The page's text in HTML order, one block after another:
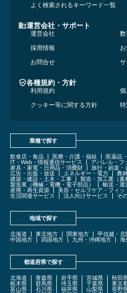
よく検索されるキーワード一覧
運営会社・サポート
運営会社
採用情報
お問合せ
各種規約・方針
利用規約
クッキー等に関する方針
業種で探す
飲食店・食品 医療・介護・福祉 医薬品
IT・Web・情報通信サービス
アパレル・フ
家具・家電・日用品・消費財
旅行・娯楽・
広告・出版・放送
エネルギー・電力
農
建築・建設・土木・工事
製造・加工業（素
製造業（機械・電機・電子部品）
輸送・運
産廃・再生資源
美容・セルフケア・フィッ
生活関連サービス
法人向けサービス そ
地域で探す
北海道 東北地方 関東地方 甲信越・北
中国地方
四国地方 九州・沖縄地方 海
都道府県で探す
北海道 青森県 岩手県 宮城県 秋田
栃木県
群馬県 埼玉県 千葉県 東京
富山県
石川県 福井県 山梨県 長野